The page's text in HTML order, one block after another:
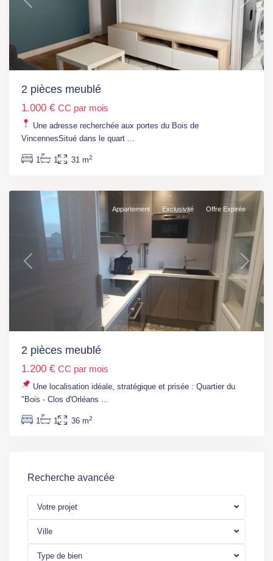
Previous Next
2 pièces meublé
1.000 € CC par mois
Une adresse recherchée aux portes du Bois de
VincennesSitué dans le quart ...
1 1 31 m2
de
France
Sous-
Bois,
Fontenay-
sous-
(RER
Previous Next
Appartement Exclusivité Offre Expirée
2 pièces meublé
1.200 € CC par mois
Une localisation idéale, stratégique et prisée : Quartier du
"Bois - Clos d'Orléans ...
1 1 36 m2
Recherche avancée
Votre projet
Ville
Type de bien